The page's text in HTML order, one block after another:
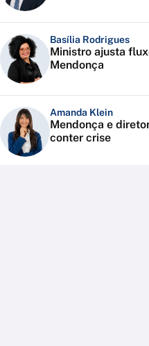
Basília Rodrigues
Ministro ajusta
Mendonça
Amanda Klein
Mendonça e
conter crise